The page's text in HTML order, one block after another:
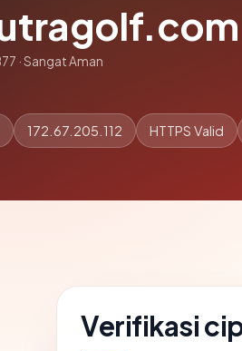
· Sangat Aman
172.67.205.112 HTTPS Valid
Verifikasi